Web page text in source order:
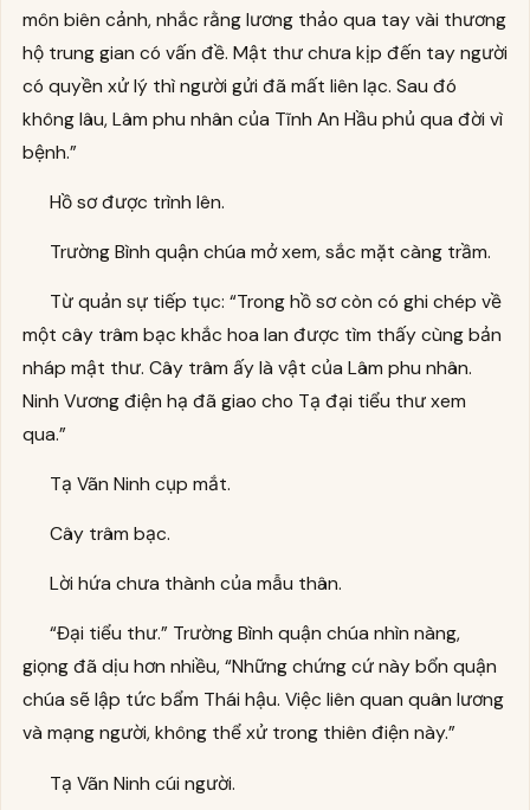
môn biên cảnh, nhắc rằng lương thảo qua tay vài thương
hộ trung gian có vấn đề. Mật thư chưa kịp đến tay người
có quyền xử lý thì người gửi đã mất liên lạc. Sau đó
không lâu, Lâm phu nhân của Tĩnh An Hầu phủ qua đời vì
bệnh.”
Hồ sơ được trình lên.
Trường Bình quận chúa mở xem, sắc mặt càng trầm.
Từ quản sự tiếp tục: “Trong hồ sơ còn có ghi chép về
một cây trâm bạc khắc hoa lan được tìm thấy cùng bản
nháp mật thư. Cây trâm ấy là vật của Lâm phu nhân.
Ninh Vương điện hạ đã giao cho Tạ đại tiểu thư xem
qua.”
Tạ Vãn Ninh cụp mắt.
Cây trâm bạc.
Lời hứa chưa thành của mẫu thân.
“Đại tiểu thư.” Trường Bình quận chúa nhìn nàng,
giọng đã dịu hơn nhiều, “Những chứng cứ này bổn quận
chúa sẽ lập tức bẩm Thái hậu. Việc liên quan quân lương
và mạng người, không thể xử trong thiên điện này.”
Tạ Vãn Ninh cúi người.